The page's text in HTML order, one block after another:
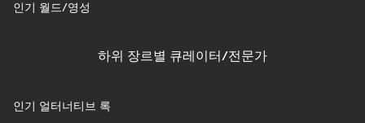
인기 월드/영성
하위 장르별 큐레이터/전문가
인기 얼터너티브 록